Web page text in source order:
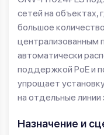
сетей на объектах,
большое
централизованным
автоматически
поддержкой PoE и
упрощает
на отдельные
Назначение и